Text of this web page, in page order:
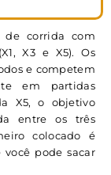
corrida com
X3 e X5). Os
e competem
em partidas
X5, o objetivo
entre os três
colocado é
pode sacar